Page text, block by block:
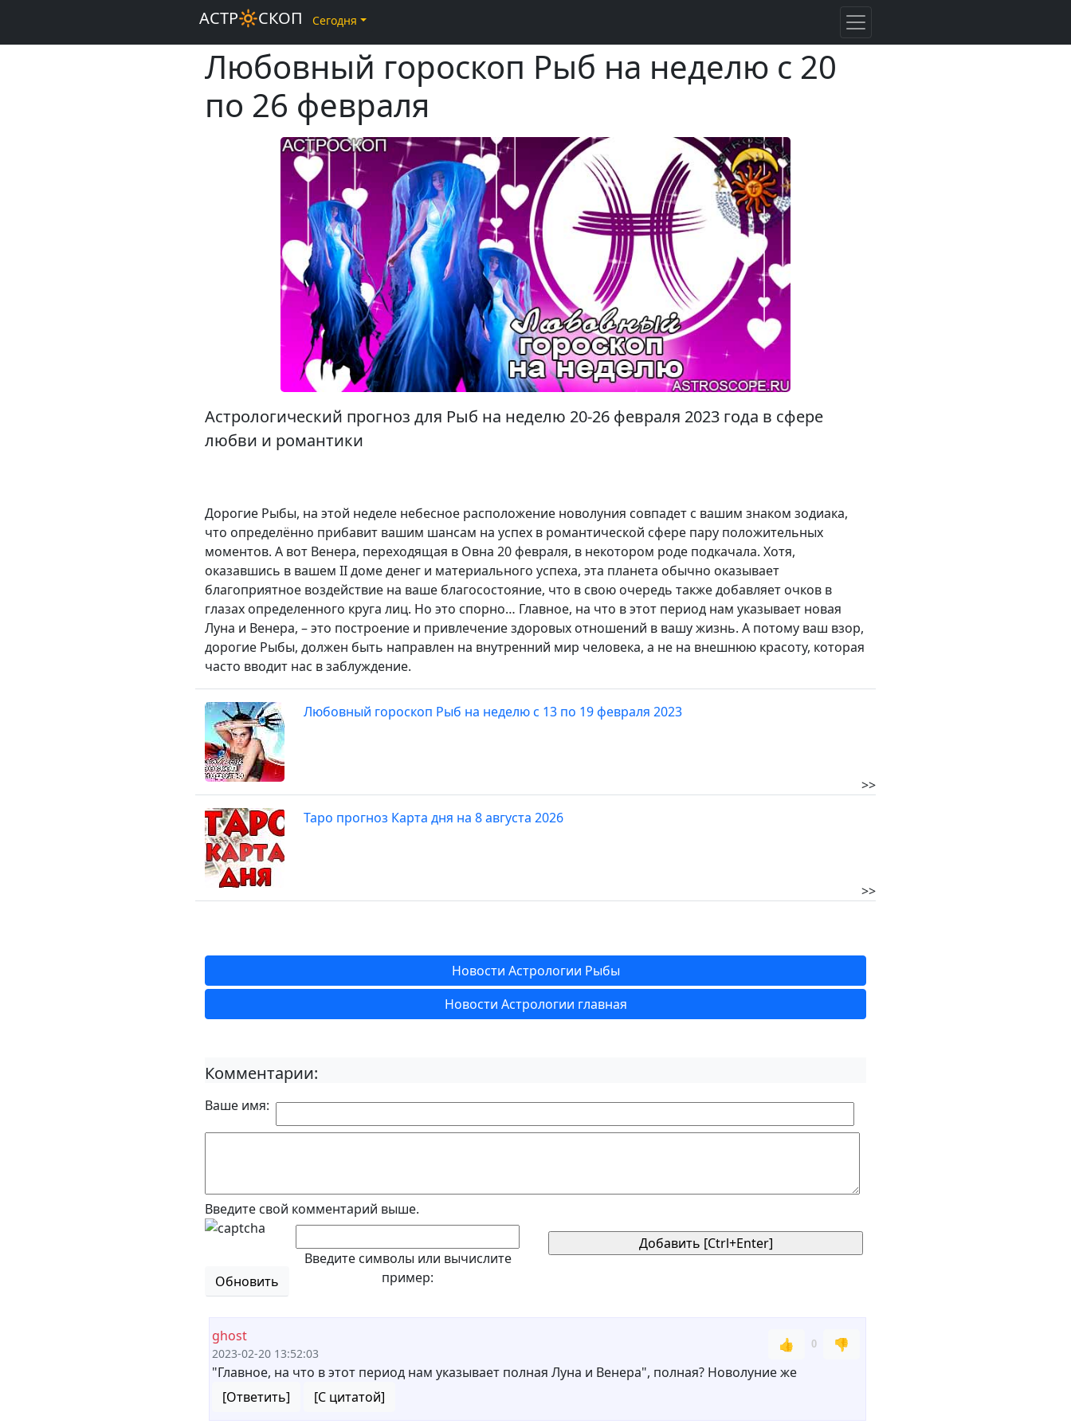
Любовный гороскоп Рыб на неделю с 20
по 26 февраля
Астрологический прогноз для Рыб на неделю 20-26 февраля 2023 года в сфере
любви и романтики
Дорогие Рыбы, на этой неделе небесное расположение новолуния совпадет с вашим знаком зодиака,
что определённо прибавит вашим шансам на успех в романтической сфере пару положительных
моментов. А вот Венера, переходящая в Овна 20 февраля, в некотором роде подкачала. Хотя,
оказавшись в вашем II доме денег и материального успеха, эта планета обычно оказывает
благоприятное воздействие на ваше благосостояние, что в свою очередь также добавляет очков в
глазах определенного круга лиц. Но это спорно… Главное, на что в этот период нам указывает новая
Луна и Венера, – это построение и привлечение здоровых отношений в вашу жизнь. А потому ваш взор,
дорогие Рыбы, должен быть направлен на внутренний мир человека, а не на внешнюю красоту, которая
часто вводит нас в заблуждение.
Любовный гороскоп Рыб на неделю с 13 по 19 февраля 2023
>>
Таро прогноз Карта дня на 8 августа 2026
>>
Новости Астрологии Рыбы
Новости Астрологии главная
Комментарии:
Ваше имя:
Введите свой комментарий выше.
Обновить
Введите символы или вычислите
пример:
ghost
2023-02-20 13:52:03
👍 0
👎
"Главное, на что в этот период нам указывает полная Луна и Венера", полная? Новолуние же
[Ответить]
[С цитатой]
АСТР🔆СКОП Сегодня